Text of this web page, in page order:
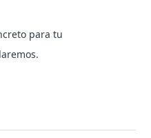
para tu